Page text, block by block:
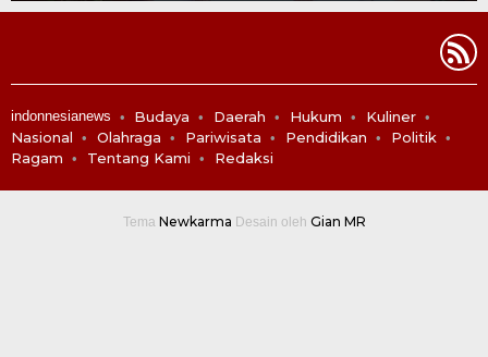
indonnesianews Budaya Daerah Hukum
Kuliner
Nasional
Olahraga Pariwisata Pendidikan
Politik
Ragam
Tentang Kami Redaksi
Tema Newkarma Desain oleh Gian MR